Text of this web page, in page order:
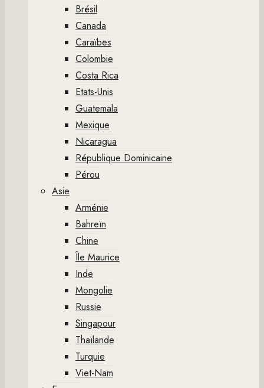
Brésil
Canada
Caraïbes
Colombie
Costa Rica
Etats-Unis
Guatemala
Mexique
Nicaragua
République Dominicaine
Pérou
Asie
Arménie
Bahreïn
Chine
Île Maurice
Inde
Mongolie
Russie
Singapour
Thaïlande
Turquie
Viet-Nam